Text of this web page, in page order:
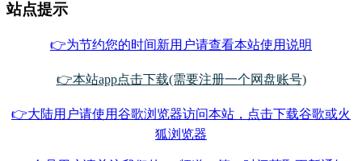
站点提示
👉为节约您的时间新用户请查看本站使用说明
👉本站app点击下载(需要注册一个网盘账号)
👉大陆用户请使用谷歌浏览器访问本站，点击下载谷歌或火
狐浏览器